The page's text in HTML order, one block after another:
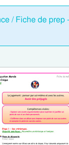
/ Fiche de prep